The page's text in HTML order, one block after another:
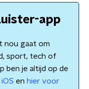
app
nou gaat om
sport, tech of
ben je altijd op de
en hier voor